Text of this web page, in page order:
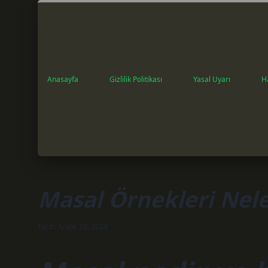
Anasayfa Gizlilik Politikası Yasal Uyarı
Masal Örnekleri
Tarih: Aralık 20, 2024